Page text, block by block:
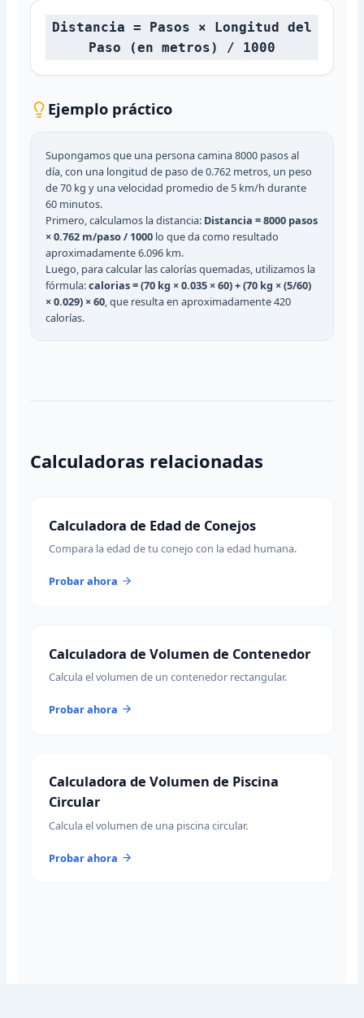
Distancia = Pasos × Longitud del
Paso (en metros) / 1000
Ejemplo práctico
Supongamos que una persona camina 8000 pasos al
día, con una longitud de paso de 0.762 metros, un peso
de 70 kg y una velocidad promedio de 5 km/h durante
60 minutos.
Primero, calculamos la distancia: Distancia = 8000 pasos
× 0.762 m/paso / 1000 lo que da como resultado
aproximadamente 6.096 km.
Luego, para calcular las calorías quemadas, utilizamos la
fórmula:calorias = (70 kg × 0.035 × 60) + (70 kg × (5/60)
× 0.029) × 60, que resulta en aproximadamente 420
calorías.
Calculadoras relacionadas
Calculadora de Edad de Conejos
Compara la edad de tu conejo con la edad humana.
Probar ahora
Calculadora de Volumen de Contenedor
Calcula el volumen de un contenedor rectangular.
Probar ahora
Calculadora de Volumen de Piscina
Circular
Calcula el volumen de una piscina circular.
Probar ahora